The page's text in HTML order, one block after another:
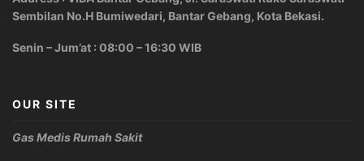
Sembilan No.H Bumiwedari, Bantar Gebang, Kota Bekasi.
Senin – Jum’at : 08:00 – 16:30 WIB
OUR SITE
Gas Medis Rumah Sakit